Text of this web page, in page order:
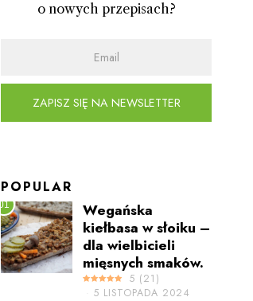
o nowych przepisach?
ZAPISZ SIĘ NA NEWSLETTER
POPULAR
01
Wegańska
kiełbasa w słoiku –
dla wielbicieli
mięsnych smaków.
5 (21 )
5 LISTOPADA 2024